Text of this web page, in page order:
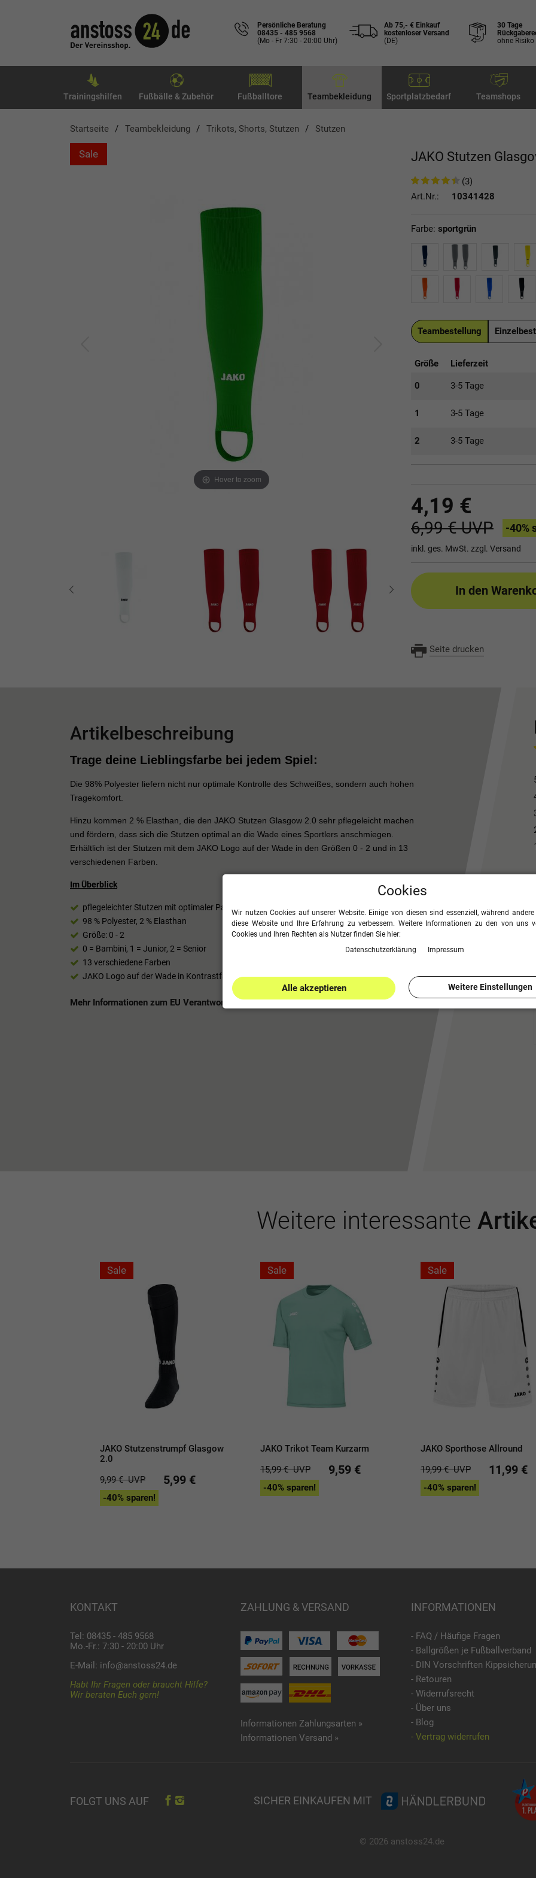
Persönliche Beratung
08435 - 485 9568
(Mo - Fr 7:30 - 20:00 Uhr)
Ab 75,- € Einkauf
kostenloser Versand
(DE)
30 Tage
ohne Risiko
Trainingshilfen Fußbälle & Zubehör Fußballtore Teambekleidung Sportplatzbedarf Teamshops
Startseite Teambekleidung Trikots, Shorts, Stutzen Stutzen
Sale
Hover to zoom
JAKO Stutzen
(3)
Art.Nr.:
10341428
Farbe: sportgrün
Teambestellung
Größe Lieferzeit
0 3-5 Tage
1 3-5 Tage
2 3-5 Tage
4,19 €
6,99 €UVP -40%
inkl. ges. MwSt. zzgl. Versand
In den
Seite drucken
Artikelbeschreibung
Trage deine Lieblingsfarbe bei jedem Spiel:
Die 98% Polyester liefern nicht nur optimale Kontrolle des Schweißes, sondern auch hohen
Tragekomfort.
Hinzu kommen 2 % Elasthan, die den JAKO Stutzen Glasgow 2.0 sehr pflegeleicht machen
und fördern, dass sich die Stutzen optimal an die Wade eines Sportlers anschmiegen.
Erhältlich ist der Stutzen mit dem JAKO Logo auf der Wade in den Größen 0 - 2 und in 13
verschiedenen Farben.
Im Überblick
pflegeleichter Stutzen mit optimaler Passform
98 % Polyester, 2 % Elasthan
Größe: 0 - 2
0 = Bambini, 1 = Junior, 2 = Senior
13 verschiedene Farben
JAKO Logo auf der Wade in Kontrastfarbe
Mehr Informationen zum EU Verantwortlichen »
Weitere interessante
Sale
JAKO Stutzenstrumpf Glasgow
2.0
9,99 €UVP 5,99 €
-40% sparen!
Sale
JAKO Trikot Team Kurzarm
15,99 €UVP 9,59 €
-40% sparen!
Sale
JAKO Sporthose Allround
19,99 €UVP 11,99 €
-40% sparen!
KONTAKT
Tel: 08435 - 485 9568
Mo.-Fr.: 7:30 - 20:00 Uhr
E-Mail: info@anstoss24.de
Habt Ihr Fragen oder braucht Hilfe?
Wir beraten Euch gern!
ZAHLUNG & VERSAND
Informationen Zahlungsarten »
Informationen Versand »
INFORMATIONEN
- FAQ / Häufige Fragen
- Ballgrößen je Fußballverband
- DIN Vorschriften
- Retouren
- Widerrufsrecht
- Über uns
- Blog
- Vertrag widerrufen
FOLGT UNS AUF SICHER EINKAUFEN MIT
© 2026 anstoss24.de
Cookies
Wir nutzen Cookies auf unserer Website. Einige von diesen sind essenziell, während
diese Website und Ihre Erfahrung zu verbessern. Weitere Informationen zu den von uns
Cookies und Ihren Rechten als Nutzer finden Sie hier:
Daten­schutz­erklärung
Impressum
Alle akzeptieren Weitere Einstellungen